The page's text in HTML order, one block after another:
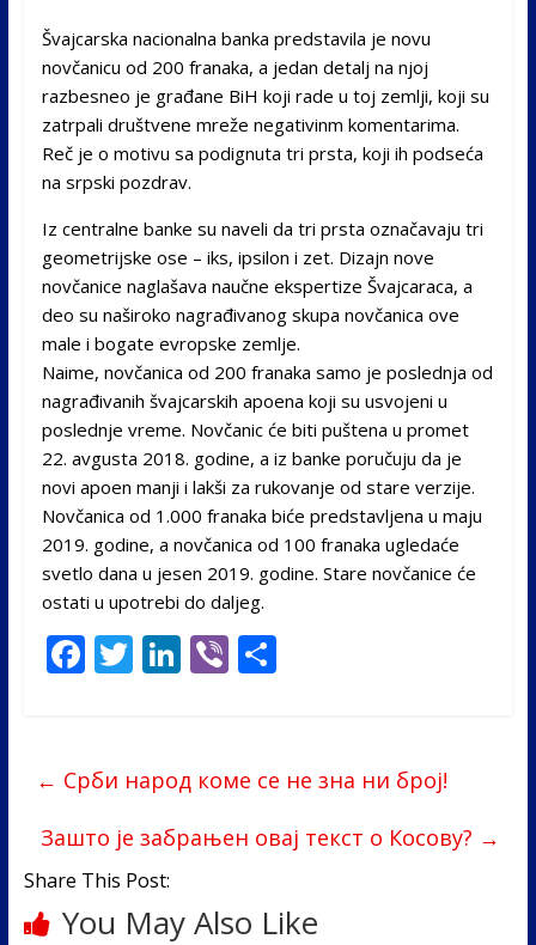
Švajcarska nacionalna banka predstavila je novu
novčanicu od 200 franaka, a jedan detalj na njoj
razbesneo je građane BiH koji rade u toj zemlji, koji su
zatrpali društvene mreže negativinm komentarima.
Reč je o motivu sa podignuta tri prsta, koji ih podseća
na srpski pozdrav.
Iz centralne banke su naveli da tri prsta označavaju tri
geometrijske ose – iks, ipsilon i zet. Dizajn nove
novčanice naglašava naučne ekspertize Švajcaraca, a
deo su naširoko nagrađivanog skupa novčanica ove
male i bogate evropske zemlje.
Naime, novčanica od 200 franaka samo je poslednja od
nagrađivanih švajcarskih apoena koji su usvojeni u
poslednje vreme. Novčanic će biti puštena u promet
22. avgusta 2018. godine, a iz banke poručuju da je
novi apoen manji i lakši za rukovanje od stare verzije.
Novčanica od 1.000 franaka biće predstavljena u maju
2019. godine, a novčanica od 100 franaka ugledaće
svetlo dana u jesen 2019. godine. Stare novčanice će
ostati u upotrebi do daljeg.
F
ac
b
o
o
k
T
w
er
Li
n
e
dI
n
Vi
b
S
e
← Срби народ коме се не зна ни број!
Зашто је забрањен овај текст о Косову? →
Share This Post:
You May Also Like